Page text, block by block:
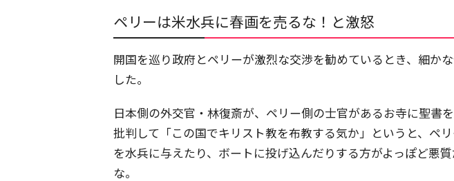
ペリーは米水兵に春画を売るな！と激怒
開国を巡り政府とペリーが激烈な交渉を勧めているとき、細か
した。
日本側の外交官・林復斎が、ペリー側の士官があるお寺に聖書
批判して「この国でキリスト教を布教する気か」というと、ペ
を水兵に与えたり、ボートに投げ込んだりする方がよっぽど悪
な。